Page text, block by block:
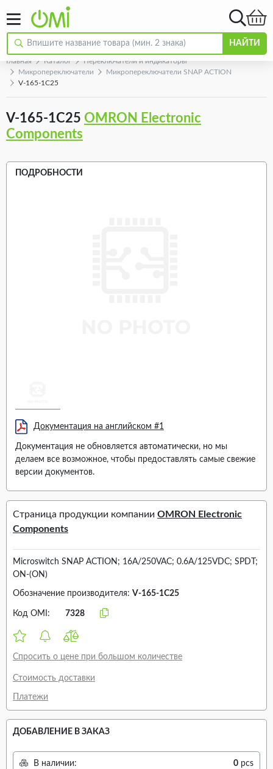
НАЙТИ
Главная Каталог
Переключатели и индикаторы
Микропереключатели
Микропереключатели SNAP ACTION
V-165-1C25
V-165-1C25 OMRON Electronic
Components
ПОДРОБНОСТИ
Документация на английском #1
Документация не обновляется автоматически, но мы
делаем все возможное, чтобы предоставлять самые свежие
версии документов.
Страница продукции компании OMRON Electronic
Components
Microswitch SNAP ACTION; 16A/250VAC; 0.6A/125VDC; SPDT;
ON-(ON)
Обозначение производителя: V-165-1C25
Код OMI: 7328
Спросить о цене при большом количестве
Стоимость доставки
Платежи
ДОБАВЛЕНИЕ В ЗАКАЗ
В наличии: 0 pcs